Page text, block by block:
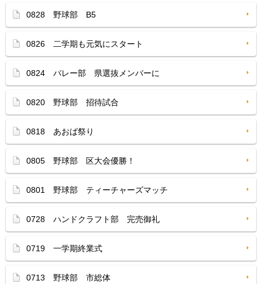
0828 野球部 B5
0826 二学期も元気にスタート
0824 バレー部 県選抜メンバーに
0820 野球部 招待試合
0818 あおば祭り
0805 野球部 区大会優勝！
0801 野球部 ティーチャーズマッチ
0728 ハンドクラフト部 完売御礼
0719 一学期終業式
0713 野球部 市総体